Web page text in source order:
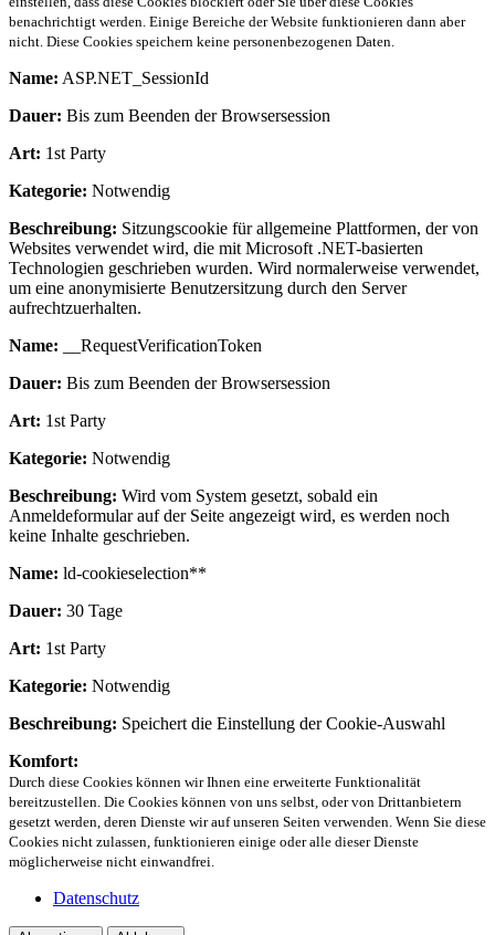
benachrichtigt werden. Einige Bereiche der Website funktionieren dann aber
nicht. Diese Cookies speichern keine personenbezogenen Daten.
Name: ASP.NET_SessionId
Dauer: Bis zum Beenden der Browsersession
Art: 1st Party
Kategorie: Notwendig
Beschreibung: Sitzungscookie für allgemeine Plattformen, der von
Websites verwendet wird, die mit Microsoft .NET-basierten
Technologien geschrieben wurden. Wird normalerweise verwendet,
um eine anonymisierte Benutzersitzung durch den Server
aufrechtzuerhalten.
Name: __RequestVerificationToken
Dauer: Bis zum Beenden der Browsersession
Art: 1st Party
Kategorie: Notwendig
Beschreibung: Wird vom System gesetzt, sobald ein
Anmeldeformular auf der Seite angezeigt wird, es werden noch
keine Inhalte geschrieben.
Name: ld-cookieselection**
Dauer: 30 Tage
Art: 1st Party
Kategorie: Notwendig
Beschreibung: Speichert die Einstellung der Cookie-Auswahl
Komfort:
Durch diese Cookies können wir Ihnen eine erweiterte Funktionalität
bereitzustellen. Die Cookies können von uns selbst, oder von Drittanbietern
gesetzt werden, deren Dienste wir auf unseren Seiten verwenden. Wenn Sie diese
Cookies nicht zulassen, funktionieren einige oder alle dieser Dienste
möglicherweise nicht einwandfrei.
Datenschutz